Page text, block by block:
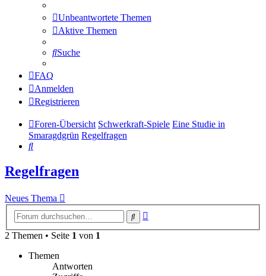
Unbeantwortete Themen
Aktive Themen
Suche
FAQ
Anmelden
Registrieren
Foren-Übersicht Schwerkraft-Spiele Eine Studie in
Smaragdgrün Regelfragen
Suche
Regelfragen
Neues Thema
Suche
2 Themen • Seite 1 von 1
Themen
Antworten